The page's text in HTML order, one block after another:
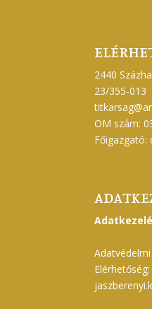
2440
23/355-013
OM szám:
Főigazgató: